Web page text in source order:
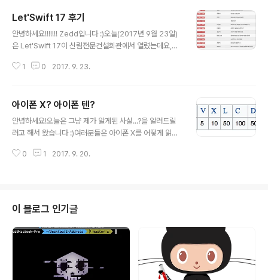
Let'Swift 17 후기
안녕하세요!!!!!!! Zedd입니다 :)오늘(2017년 9월 23일)
은 Let'Swift 17이 신림전문건설회관에서 열렸는데요,참
오늘 참가하지 못하셨더라도, 오늘 한 모든 강의들은 Real
ㅎ오늘은 간단한 후기를 남겨보려고해요 :)시작할게요! Le
t'Swift 17 후기 먼저, 스피커분들 라인업..?이 굉장했는데
요, 이 Let'Swift를 주최하신 김정님을 시작으로 정말 훌륭
의 소개는 여기를 참고해주세요 :) 자! Let'Swift에 오시는
1 0 2017. 9. 23.
아이폰 X? 아이폰 텐?
안녕하세요!오늘은 그냥 제가 알게된 사실...?을 알려드릴
려고 해서 왔습니다 :)여러분들은 아이폰 X를 어떻게 읽으
어떻게 읽으시나요?"오에스 엑스"? Apple은 Keynote 2
서는요 :)) 이는, 이 X가 정말 알파벳 X(엑스)가 아닌, 숫자
10을 나타내는 로마숫자에요. MAC OS 8과 OS 9은 이
렇게 정말 "숫자"로 써졌지만, MAC OS 10대신 MAC O
S X를 사용한 것 같네요.아 ~ ㅇㅋㅇㅋ 그럼 iPhone 8, i
Phone 8+. 근데 ..
0 1 2017. 9. 20.
이 블로그 인기글